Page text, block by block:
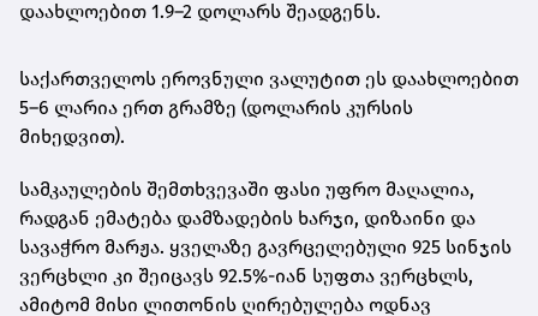
დაახლოებით 1.9–2 დოლარს შეადგენს.
საქართველოს ეროვნული ვალუტით ეს დაახლოებით
5–6 ლარია ერთ გრამზე (დოლარის კურსის
მიხედვით).
სამკაულების შემთხვევაში ფასი უფრო მაღალია,
რადგან ემატება დამზადების ხარჯი, დიზაინი და
სავაჭრო მარჟა. ყველაზე გავრცელებული 925 სინჯის
ვერცხლი კი შეიცავს 92.5%-იან სუფთა ვერცხლს,
ამიტომ მისი ლითონის ღირებულება ოდნავ